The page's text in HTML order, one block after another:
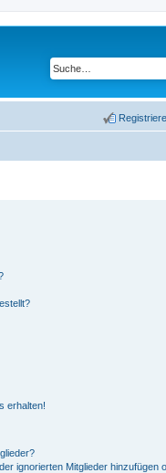
erhalten!
ignorierten Mitglieder hinzufügen